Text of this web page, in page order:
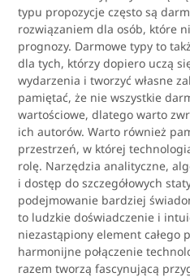
typu propozycje często są
rozwiązaniem dla osób, które
prognozy. Darmowe typy to
dla tych, którzy dopiero uczą
wydarzenia i tworzyć własne
pamiętać, że nie wszystkie
wartościowe, dlatego warto
ich autorów. Warto również
przestrzeń, w której
rolę. Narzędzia analityczne,
i dostęp do szczegółowych
podejmowanie bardziej
to ludzkie doświadczenie i
niezastąpiony element całego
harmonijne połączenie
razem tworzą fascynującą